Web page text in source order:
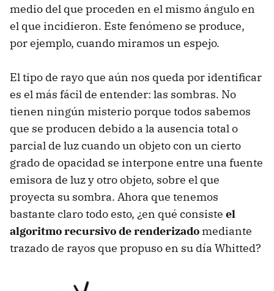
medio del que proceden en el mismo ángulo en
el que incidieron. Este fenómeno se produce,
por ejemplo, cuando miramos un espejo.
El tipo de rayo que aún nos queda por identificar
es el más fácil de entender: las sombras. No
tienen ningún misterio porque todos sabemos
que se producen debido a la ausencia total o
parcial de luz cuando un objeto con un cierto
grado de opacidad se interpone entre una fuente
emisora de luz y otro objeto, sobre el que
proyecta su sombra. Ahora que tenemos
bastante claro todo esto, ¿en qué consiste el
algoritmo recursivo de renderizado mediante
trazado de rayos que propuso en su día Whitted?